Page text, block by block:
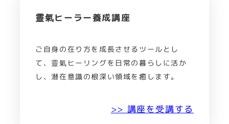
靈氣ヒーラー養成講座
ご自身の在り方を成長させるツールとし
て、靈氣ヒーリングを日常の暮らしに活か
し、潜在意識の根深い領域を癒します。
>> 講座を受講する